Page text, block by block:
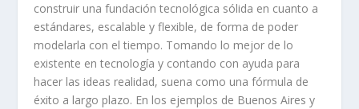
construir una fundación tecnológica sólida en cuanto a
estándares, escalable y flexible, de forma de poder
modelarla con el tiempo. Tomando lo mejor de lo
existente en tecnología y contando con ayuda para
hacer las ideas realidad, suena como una fórmula de
éxito a largo plazo. En los ejemplos de Buenos Aires y